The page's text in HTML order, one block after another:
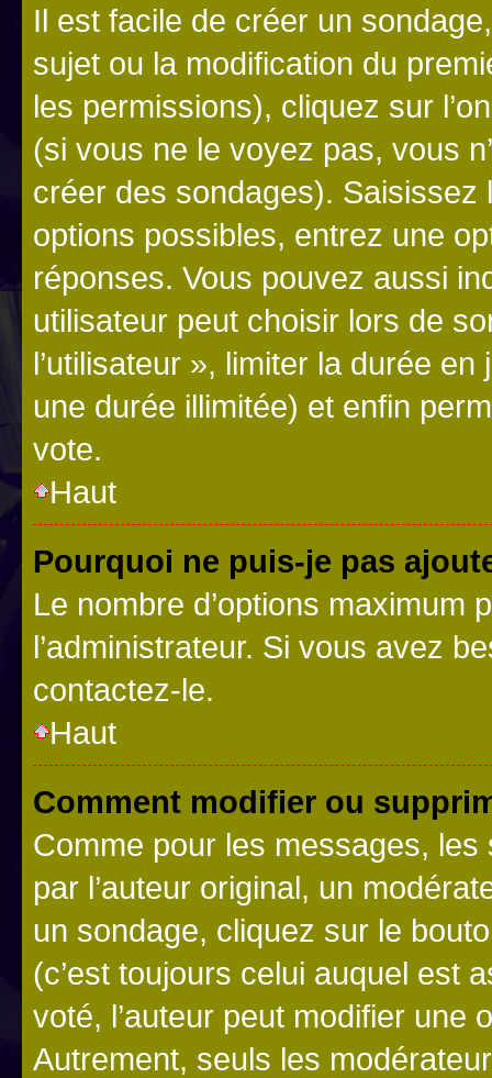
Il est facile de créer un
sujet ou la modification du
les permissions), cliquez sur
(si vous ne le voyez pas, vous
créer des sondages).
options possibles, entrez une
réponses. Vous pouvez aussi
utilisateur peut choisir lors de
l’utilisateur », limiter la durée
une durée illimitée) et enfin
vote.
Haut
Pourquoi ne puis-je pas
Le nombre d’options maximum
l’administrateur. Si vous avez
contactez-le.
Haut
Comment modifier ou
Comme pour les messages,
par l’auteur original, un
un sondage, cliquez sur le
(c’est toujours celui auquel est
voté, l’auteur peut modifier une
Autrement, seuls les